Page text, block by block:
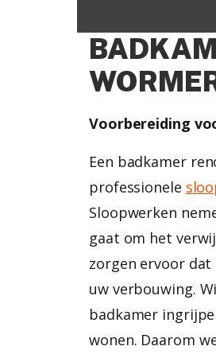
Voorbereiding
Een badkamer
professionele
Sloopwerken
gaat om het
zorgen ervoor
uw verbouwing.
badkamer
wonen. Daarom